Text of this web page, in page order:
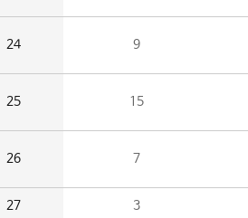
24 9
25 15
26 7
27 3